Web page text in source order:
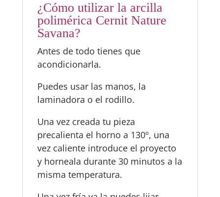
¿Cómo utilizar la arcilla
polimérica Cernit Nature
Savana?
Antes de todo tienes que
acondicionarla.
Puedes usar las manos, la
laminadora o el rodillo.
Una vez creada tu pieza
precalienta el horno a 130º, una
vez caliente introduce el proyecto
y horneala durante 30 minutos a la
misma temperatura.